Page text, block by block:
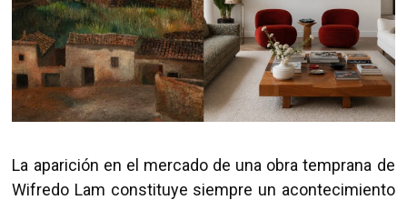
La aparición en el mercado de una obra temprana de
Wifredo Lam constituye siempre un acontecimiento